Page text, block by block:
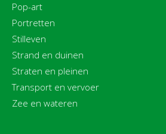
Pop-art
Portretten
Stilleven
Strand en duinen
Straten en pleinen
Transport en vervoer
Zee en wateren